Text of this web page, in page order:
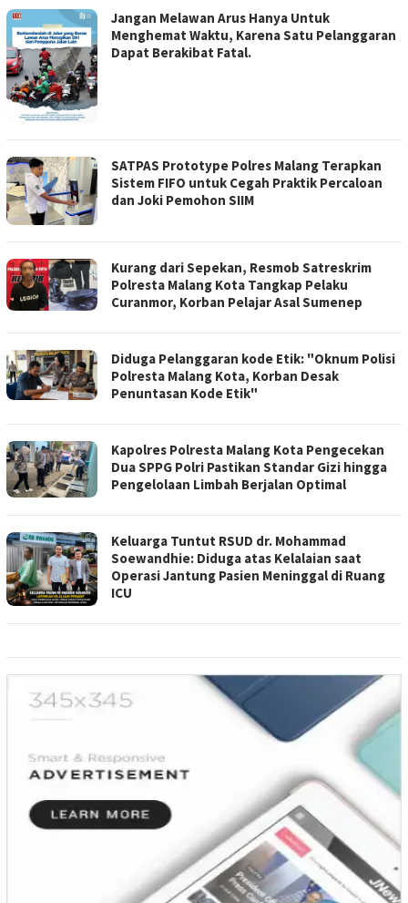
Jangan Melawan Arus Hanya Untuk
Menghemat Waktu, Karena Satu Pelanggaran
Dapat Berakibat Fatal.
SATPAS Prototype Polres Malang Terapkan
Sistem FIFO untuk Cegah Praktik Percaloan
dan Joki Pemohon SIIM
Kurang dari Sepekan, Resmob Satreskrim
Polresta Malang Kota Tangkap Pelaku
Curanmor, Korban Pelajar Asal Sumenep
Diduga Pelanggaran kode Etik: "Oknum Polisi
Polresta Malang Kota, Korban Desak
Penuntasan Kode Etik"
Kapolres Polresta Malang Kota Pengecekan
Dua SPPG Polri Pastikan Standar Gizi hingga
Pengelolaan Limbah Berjalan Optimal
Keluarga Tuntut RSUD dr. Mohammad
Soewandhie: Diduga atas Kelalaian saat
Operasi Jantung Pasien Meninggal di Ruang
ICU